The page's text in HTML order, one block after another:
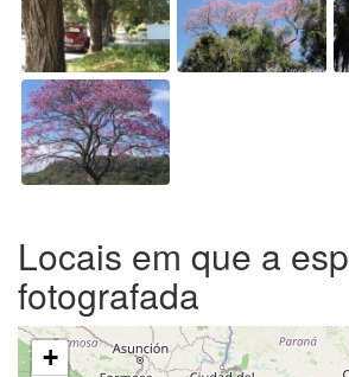
Locais em que a
fotografada
+